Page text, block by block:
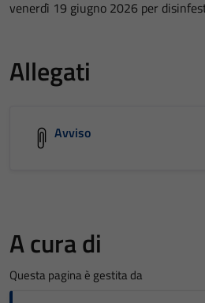
venerdì 19 giugno 2026 per
Allegati
Avviso
A cura di
Questa pagina è gestita da